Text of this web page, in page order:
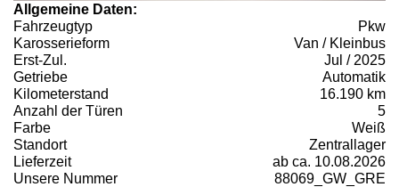
Allgemeine Daten:
Fahrzeugtyp
Pkw
Karosserieform
Van / Kleinbus
Erst-Zul.
Jul / 2025
Getriebe
Automatik
Kilometerstand
16.190 km
Anzahl der Türen
5
Farbe
Weiß
Standort
Zentrallager
Lieferzeit
ab ca. 10.08.2026
Unsere Nummer
88069_GW_GRE